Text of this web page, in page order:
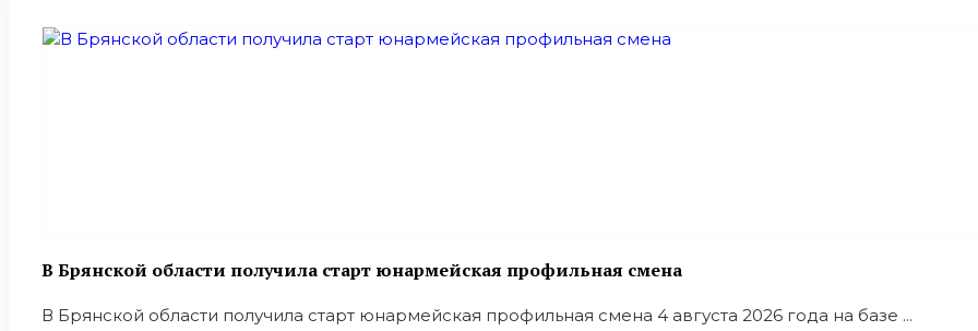
В Брянской области получила старт юнармейская профильная смена
В Брянской области получила старт юнармейская профильная смена 4 августа 2026 года на базе ...